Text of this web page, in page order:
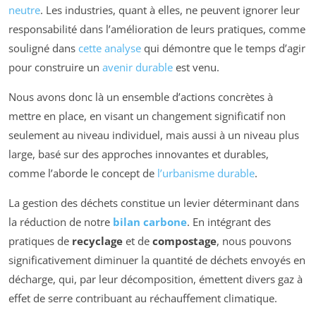
neutre. Les industries, quant à elles, ne peuvent ignorer leur
responsabilité dans l’amélioration de leurs pratiques, comme
souligné dans cette analyse qui démontre que le temps d’agir
pour construire un avenir durable est venu.
Nous avons donc là un ensemble d’actions concrètes à
mettre en place, en visant un changement significatif non
seulement au niveau individuel, mais aussi à un niveau plus
large, basé sur des approches innovantes et durables,
comme l’aborde le concept de l’urbanisme durable.
La gestion des déchets constitue un levier déterminant dans
la réduction de notre bilan carbone. En intégrant des
pratiques de recyclage et de compostage, nous pouvons
significativement diminuer la quantité de déchets envoyés en
décharge, qui, par leur décomposition, émettent divers gaz à
effet de serre contribuant au réchauffement climatique.